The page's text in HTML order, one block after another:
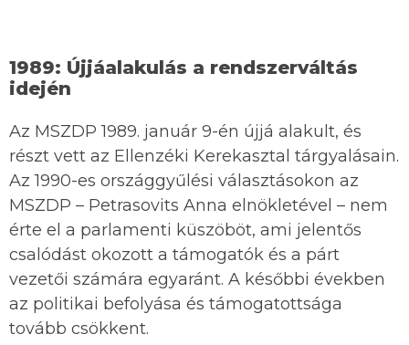
1989: Újjáalakulás a rendszerváltás
idején
Az MSZDP 1989. január 9-én újjá alakult, és
részt vett az Ellenzéki Kerekasztal tárgyalásain.
Az 1990-es országgyűlési választásokon az
MSZDP – Petrasovits Anna elnökletével – nem
érte el a parlamenti küszöböt, ami jelentős
csalódást okozott a támogatók és a párt
vezetői számára egyaránt. A későbbi években
az politikai befolyása és támogatottsága
tovább csökkent.